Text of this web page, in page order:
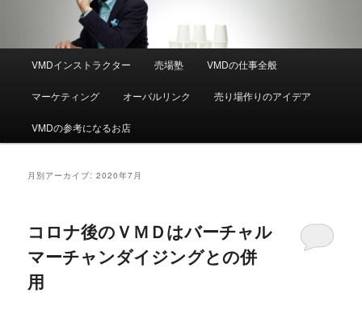
ュ
VMDインストラクター 売場塾 VMDの仕事全般
マーケティング オーバルリンク 売り場作りのアイデア
VMDの参考になるお店
月別アーカイブ:2020年7月
コロナ後のＶＭＤはバーチャル
マーチャンダイジングとの併
用